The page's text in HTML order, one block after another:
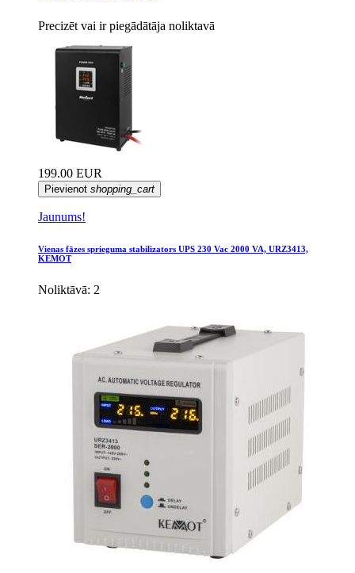
Precizēt vai ir piegādātāja noliktavā
199.00 EUR
Pievienot shopping_cart
Jaunums!
Vienas fāzes sprieguma stabilizators UPS 230 Vac 2000 VA, URZ3413,
KEMOT
Noliktāvā: 2